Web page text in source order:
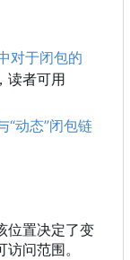
对于闭包的
读者可用
动态”闭包链
位置决定了变
问范围。